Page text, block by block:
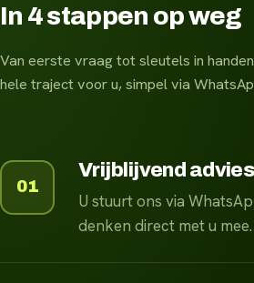
In 4 stappen op weg
Van eerste vraag tot sleutels in
hele traject voor u, simpel via
01
Vrijblijvend advies
U stuurt ons via
denken direct met u mee.